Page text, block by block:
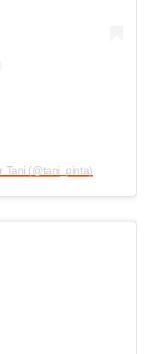
Tani (@tani_pinta)